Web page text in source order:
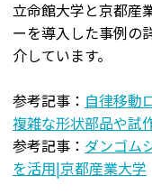
立命館大学と京都産
ーを導入した事例の
介しています。
参考記事： 自律移動
複雑な形状部品や試
参考記事： ダンゴム
を活用|京都産業大学